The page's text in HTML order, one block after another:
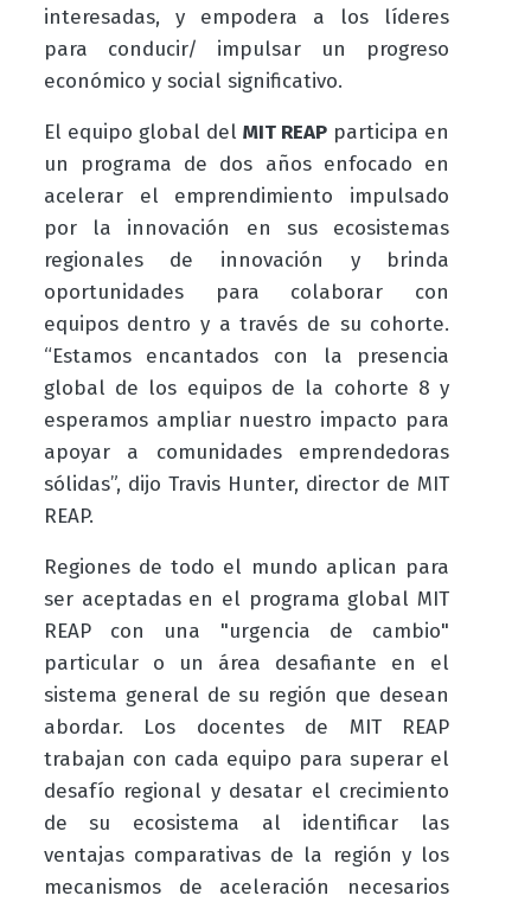
interesadas, y empodera a los líderes
para conducir/ impulsar un progreso
económico y social significativo.
El equipo global delMIT REAP participa en
un programa de dos años enfocado en
acelerar el emprendimiento impulsado
por la innovación en sus ecosistemas
regionales de innovación y brinda
oportunidades para colaborar con
equipos dentro y a través de su cohorte.
“Estamos encantados con la presencia
global de los equipos de la cohorte 8 y
esperamos ampliar nuestro impacto para
apoyar a comunidades emprendedoras
sólidas”, dijo Travis Hunter, director de MIT
REAP.
Regiones de todo el mundo aplican para
ser aceptadas en el programa global MIT
REAP con una "urgencia de cambio"
particular o un área desafiante en el
sistema general de su región que desean
abordar. Los docentes de MIT REAP
trabajan con cada equipo para superar el
desafío regional y desatar el crecimiento
de su ecosistema al identificar las
ventajas comparativas de la región y los
mecanismos de aceleración necesarios